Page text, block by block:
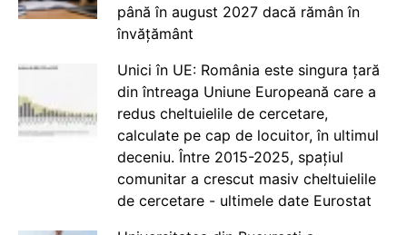
până în august 2027 dacă rămân în
învățământ
Unici în UE: România este singura țară
din întreaga Uniune Europeană care a
redus cheltuielile de cercetare,
calculate pe cap de locuitor, în ultimul
deceniu. Între 2015-2025, spațiul
comunitar a crescut masiv cheltuielile
de cercetare - ultimele date Eurostat